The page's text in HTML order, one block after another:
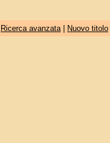
Ricerca avanzata| Nuovo titolo|